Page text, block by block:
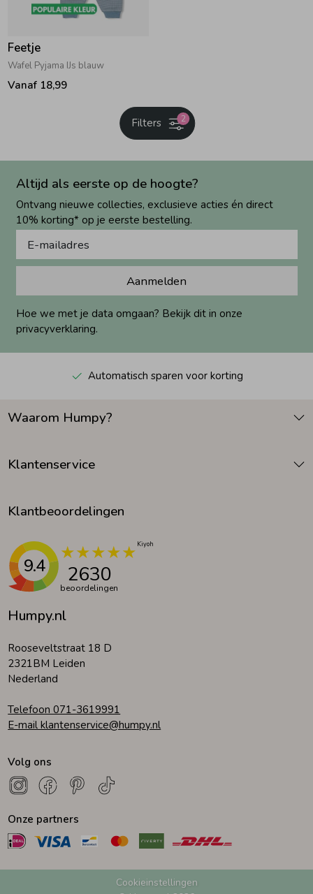
Feetje
Wafel Pyjama IJs blauw
Vanaf 18,99
2
Filters
Altijd als eerste op de hoogte?
Ontvang nieuwe collecties, exclusieve acties én direct
10% korting* op je eerste bestelling.
Aanmelden
Hoe we met je data omgaan? Bekijk dit in onze
privacyverklaring.
Automatisch sparen voor korting
Humpy.nl
Rooseveltstraat 18 D
2321BM Leiden
Nederland
Telefoon 071-3619991
E-mail klantenservice@humpy.nl
Waarom Humpy?
Klantenservice
Klantbeoordelingen
9.4 2630
beoordelingen
Volg ons
Onze partners
Cookieinstellingen